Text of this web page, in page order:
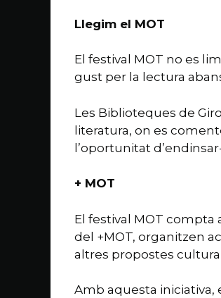
Llegim el MOT
El festival MOT no es
gust per la lectura
Les Biblioteques de
literatura, on es
l’oportunitat
+ MOT
El festival MOT compta
del +MOT, organitzen
altres propostes
Amb aquesta iniciativa,